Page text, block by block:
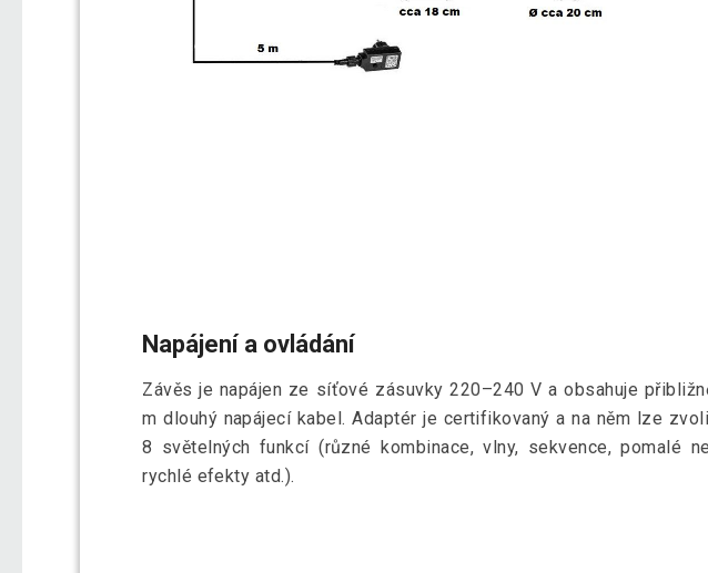
Napájení a ovládání
Závěs je napájen ze síťové zásuvky 220–240 V a obsahuje
m dlouhý napájecí kabel. Adaptér je certifikovaný a na něm lze
8 světelných funkcí (různé kombinace, vlny, sekvence, pomalé
rychlé efekty atd.).